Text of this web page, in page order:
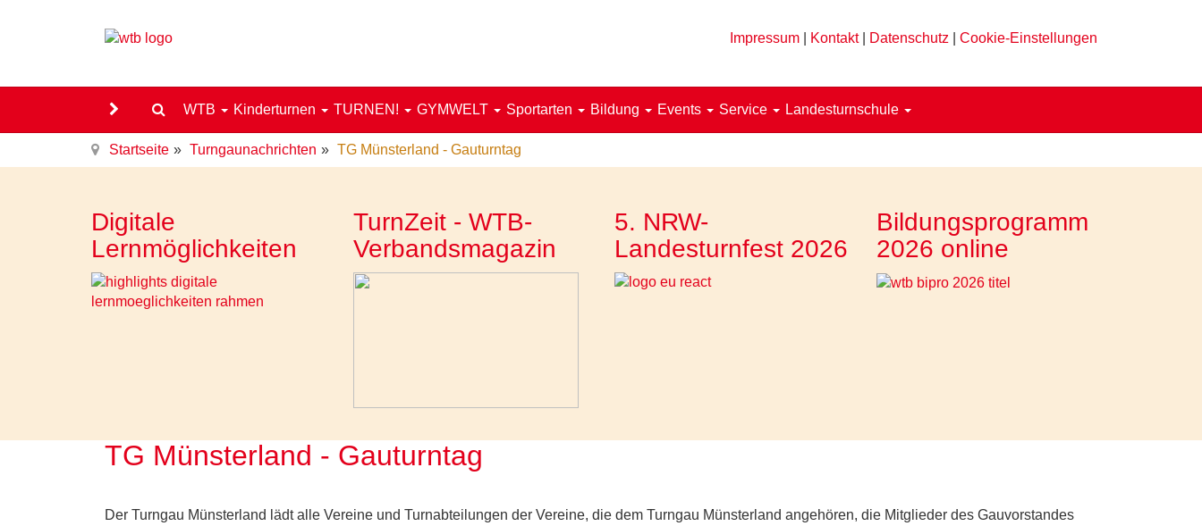
Impressum Kontakt| Datenschutz Cookie-Einstellungen
WTB Kinderturnen TURNEN! GYMWELT Sportarten Bildung Events Service Landesturnschule
Startseite Turngaunachrichten TG Münsterland - Gauturntag
Digitale
Lernmöglichkeiten
TurnZeit - WTB-
Verbandsmagazin
5. NRW-
Landesturnfest 2026
Bildungsprogramm
2026 online
TG Münsterland - Gauturntag
Der Turngau Münsterland lädt alle Vereine und Turnabteilungen der Vereine, die dem Turngau Münsterland angehören, die Mitglieder des Gauvorstandes